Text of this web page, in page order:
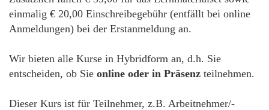
einmalig € 20,00 Einschreibegebühr (entfällt bei online
Anmeldungen) bei der Erstanmeldung an.
Wir bieten alle Kurse in Hybridform an, d.h. Sie
entscheiden, ob Sie online oder in Präsenz teilnehmen.
Dieser Kurs ist für Teilnehmer, z.B. Arbeitnehmer/-